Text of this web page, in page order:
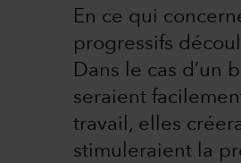
En ce qui
progressifs
Dans le cas d’un
seraient
travail, elles
stimuleraient la